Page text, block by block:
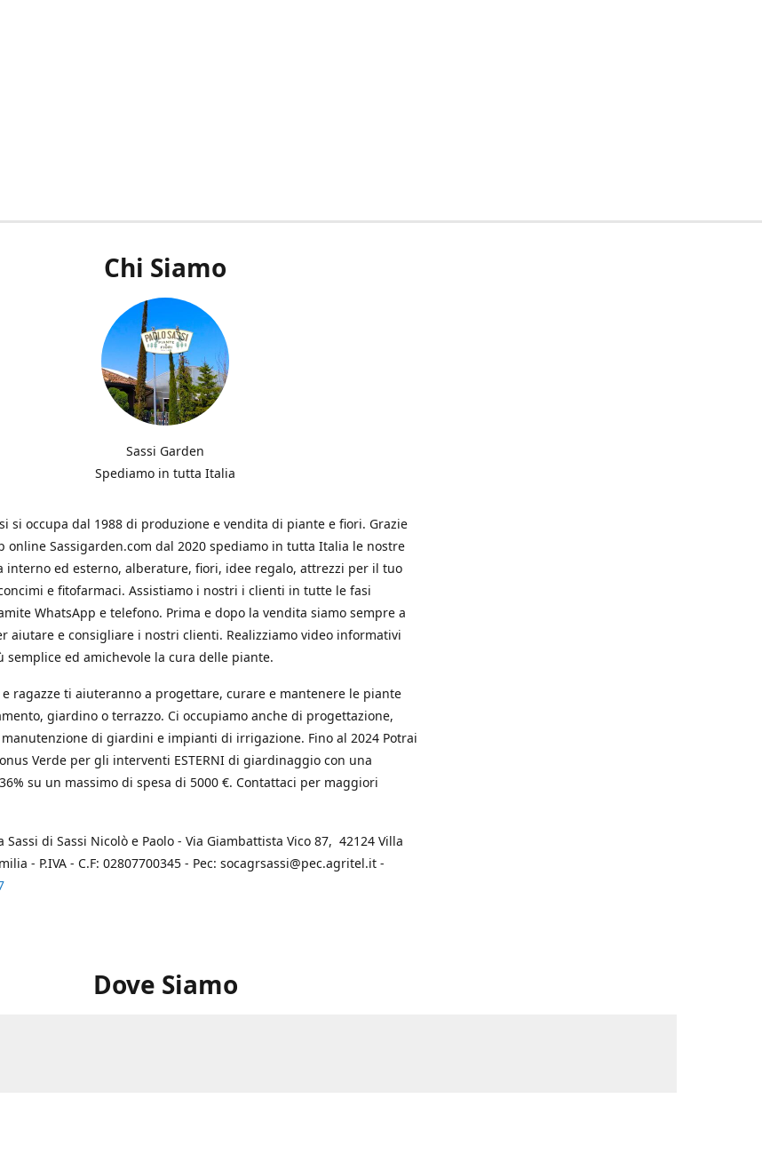
Chi Siamo
Sassi Garden
Spediamo in tutta Italia
si occupa dal 1988 di produzione e vendita di piante e fiori. Grazie
online Sassigarden.com dal 2020 spediamo in tutta Italia le nostre
interno ed esterno, alberature, fiori, idee regalo, attrezzi per il tuo
e fitofarmaci. Assistiamo i nostri i clienti in tutte le fasi
WhatsApp e telefono. Prima e dopo la vendita siamo sempre a
aiutare e consigliare i nostri clienti. Realizziamo video informativi
semplice ed amichevole la cura delle piante.
ragazze ti aiuteranno a progettare, curare e mantenere le piante
giardino o terrazzo. Ci occupiamo anche di progettazione,
di giardini e impianti di irrigazione. Fino al 2024 Potrai
Verde per gli interventi ESTERNI di giardinaggio con una
su un massimo di spesa di 5000 €. Contattaci per maggiori
Sassi di Sassi Nicolò e Paolo - Via Giambattista Vico 87, 42124 Villa
- P.IVA - C.F: 02807700345 - Pec: socagrsassi@pec.agritel.it -
Dove Siamo